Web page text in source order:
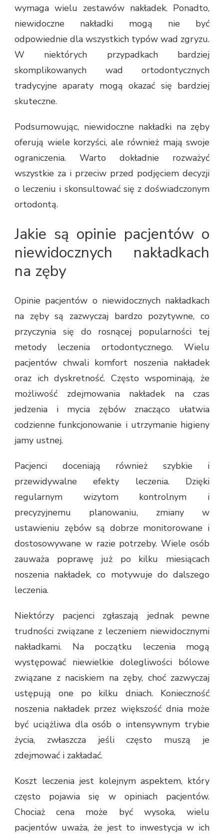
wymaga wielu zestawów nakładek. Ponadto,
niewidoczne nakładki mogą nie być
odpowiednie dla wszystkich typów wad zgryzu.
W niektórych przypadkach bardziej
skomplikowanych wad ortodontycznych
tradycyjne aparaty mogą okazać się bardziej
skuteczne.
Podsumowując, niewidoczne nakładki na zęby
oferują wiele korzyści, ale również mają swoje
ograniczenia. Warto dokładnie rozważyć
wszystkie za i przeciw przed podjęciem decyzji
o leczeniu i skonsultować się z doświadczonym
ortodontą.
Jakie są opinie pacjentów o
niewidocznych nakładkach
na zęby
Opinie pacjentów o niewidocznych nakładkach
na zęby są zazwyczaj bardzo pozytywne, co
przyczynia się do rosnącej popularności tej
metody leczenia ortodontycznego. Wielu
pacjentów chwali komfort noszenia nakładek
oraz ich dyskretność. Często wspominają, że
możliwość zdejmowania nakładek na czas
jedzenia i mycia zębów znacząco ułatwia
codzienne funkcjonowanie i utrzymanie higieny
jamy ustnej.
Pacjenci doceniają również szybkie i
przewidywalne efekty leczenia. Dzięki
regularnym wizytom kontrolnym i
precyzyjnemu planowaniu, zmiany w
ustawieniu zębów są dobrze monitorowane i
dostosowywane w razie potrzeby. Wiele osób
zauważa poprawę już po kilku miesiącach
noszenia nakładek, co motywuje do dalszego
leczenia.
Niektórzy pacjenci zgłaszają jednak pewne
trudności związane z leczeniem niewidocznymi
nakładkami. Na początku leczenia mogą
występować niewielkie dolegliwości bólowe
związane z naciskiem na zęby, choć zazwyczaj
ustępują one po kilku dniach. Konieczność
noszenia nakładek przez większość dnia może
być uciążliwa dla osób o intensywnym trybie
życia, zwłaszcza jeśli często muszą je
zdejmować i zakładać.
Koszt leczenia jest kolejnym aspektem, który
często pojawia się w opiniach pacjentów.
Chociaż cena może być wysoka, wielu
pacjentów uważa, że jest to inwestycja w ich